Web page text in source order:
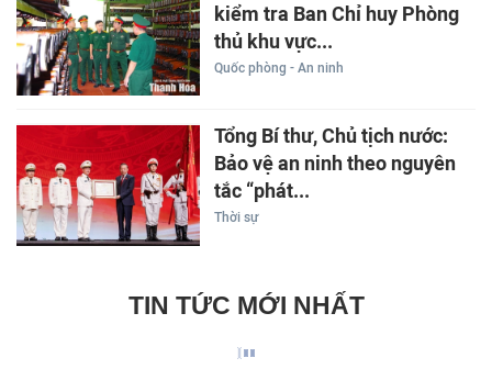
kiểm tra Ban Chỉ huy Phòng
thủ khu vực...
Quốc phòng - An ninh
Tổng Bí thư, Chủ tịch nước:
Bảo vệ an ninh theo nguyên
tắc “phát...
Thời sự
TIN TỨC MỚI NHẤT